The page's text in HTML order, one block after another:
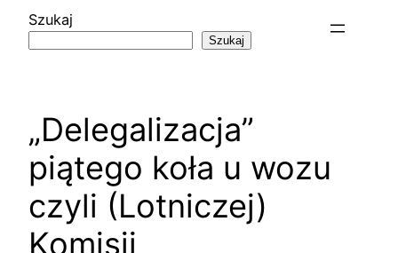
Szukaj
Szukaj
„Delegalizacja”
piątego koła u wozu
czyli (Lotniczej)
Komisji